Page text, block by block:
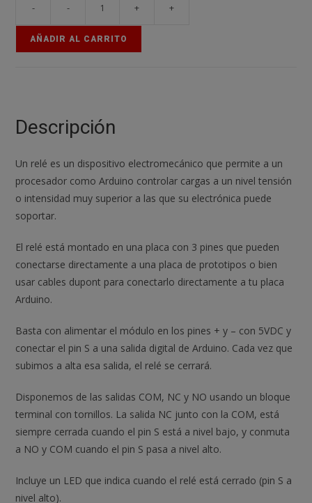
-
cantidad
- + +
AÑADIR AL CARRITO
Descripción
Un relé es un dispositivo electromecánico que permite a un
procesador como Arduino controlar cargas a un nivel tensión
o intensidad muy superior a las que su electrónica puede
soportar.
El relé está montado en una placa con 3 pines que pueden
conectarse directamente a una placa de prototipos o bien
usar cables dupont para conectarlo directamente a tu placa
Arduino.
Basta con alimentar el módulo en los pines + y – con 5VDC y
conectar el pin S a una salida digital de Arduino. Cada vez que
subimos a alta esa salida, el relé se cerrará.
Disponemos de las salidas COM, NC y NO usando un bloque
terminal con tornillos. La salida NC junto con la COM, está
siempre cerrada cuando el pin S está a nivel bajo, y conmuta
a NO y COM cuando el pin S pasa a nivel alto.
Incluye un LED que indica cuando el relé está cerrado (pin S a
nivel alto).